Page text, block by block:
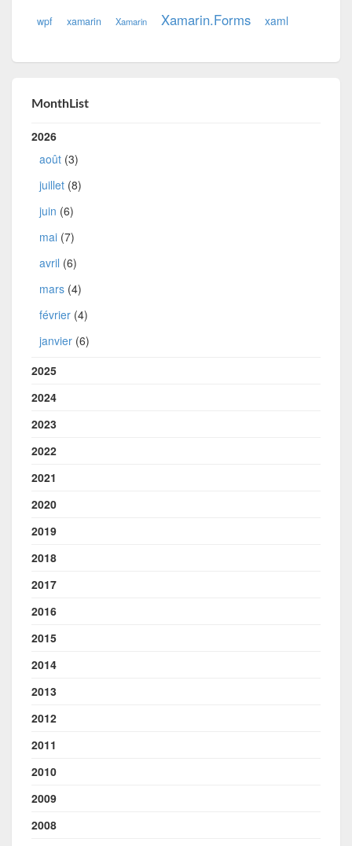
wpf xamarin Xamarin Xamarin.Forms xaml
MonthList
2026
août (3)
juillet (8)
juin (6)
mai (7)
avril (6)
mars (4)
février (4)
janvier (6)
2025
2024
2023
2022
2021
2020
2019
2018
2017
2016
2015
2014
2013
2012
2011
2010
2009
2008